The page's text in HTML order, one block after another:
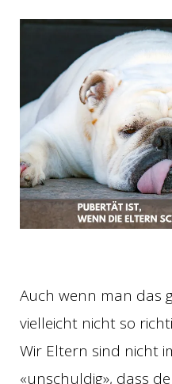
Auch wenn man das
vielleicht nicht so
Wir Eltern sind nicht
«unschuldig», dass